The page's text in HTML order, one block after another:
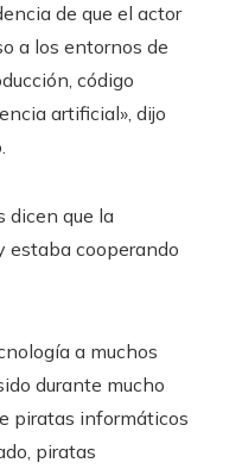
de que el actor
a los entornos de
código
artificial», dijo
dicen que la
estaba cooperando
a muchos
durante mucho
piratas informáticos
piratas